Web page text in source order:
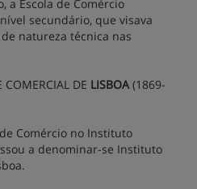
a Escola de Comércio
secundário, que visava
natureza técnica nas
DE LISBOA(1869-
Comércio no Instituto
a denominar-se Instituto